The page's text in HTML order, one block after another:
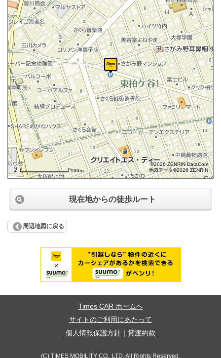
100m
©2026 ZENRIN DataCom
地図データ©2026 ZENRIN
現在地からの徒歩ルート
周辺地図に戻る
Times CAR ホームへ
サイトのご利用にあたって
個人情報保護方針
貸渡約款
(C) TIMES MOBILITY CO., LTD. All Rights Reserved.